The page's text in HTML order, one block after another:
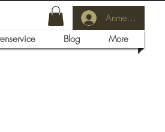
Anmelden
Blog More